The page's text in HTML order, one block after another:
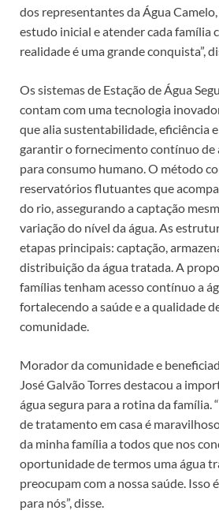
dos representantes da Água
estudo inicial e atender cada família
realidade é uma grande conquista”,
Os sistemas de Estação de Água
contam com uma tecnologia
que alia sustentabilidade, eficiência
garantir o fornecimento contínuo de
para consumo humano. O método
reservatórios flutuantes que
do rio, assegurando a captação
variação do nível da água. As
etapas principais: captação,
distribuição da água tratada. A
famílias tenham acesso contínuo a
fortalecendo a saúde e a qualidade
comunidade.
Morador da comunidade e
José Galvão Torres destacou a
água segura para a rotina da família.
de tratamento em casa é
da minha família a todos que nos
oportunidade de termos uma água
preocupam com a nossa saúde.
para nós”, disse.